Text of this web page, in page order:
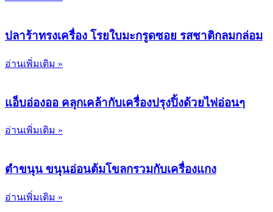
ปลาร้าทรงเครื่อง โรยใบมะกรูดซอย รสชาติกลมกล่อม
อ่านเพิ่มเติม »
แอ็บอ่องออ คลุกเคล้ากับเครื่องปรุงปิ้งด้วยไฟอ่อนๆ
อ่านเพิ่มเติม »
ตำขนุน ขนุนอ่อนต้มโขลกรวมกับเครื่องแกง
อ่านเพิ่มเติม »